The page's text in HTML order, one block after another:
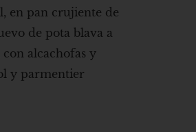
en pan crujiente de
de pota blava a
alcachofas y
y parmentier